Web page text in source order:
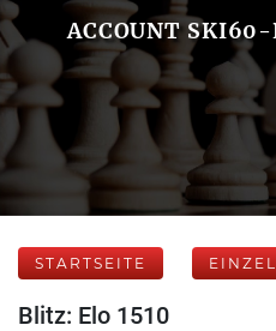
ACCOUNT
STARTSEITE
Blitz: Elo 1510